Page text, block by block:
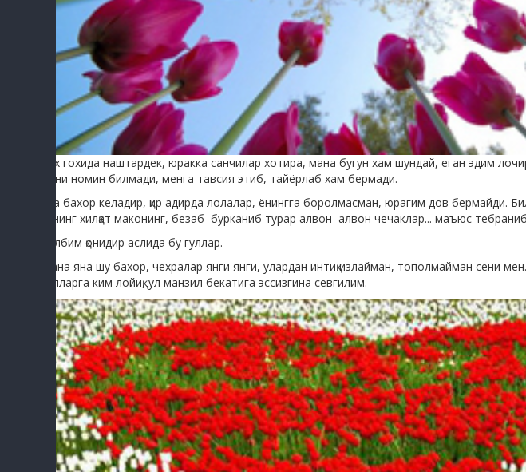
Гох гохида наштардек, юракка санчилар хотира, мана бугун хам шундай, еган эдим
шуни номин билмади, менга тавсия этиб, тайёрлаб хам бермади.
Яна бахор келадир, қир адирда лолалар, ёнингга боролмасман, юрагим дов бермайди.
сенинг хилқат маконинг, безаб бурканиб турар алвон алвон чечаклар... маъюс тебраниб
Қалбим қонидир аслида бу гуллар.
Мана яна шу бахор, чехралар янги янги, улардан интиқ излайман, тополмайман сени
йўлларга ким лойиқ, ул манзил бекатига эссизгина севгилим.